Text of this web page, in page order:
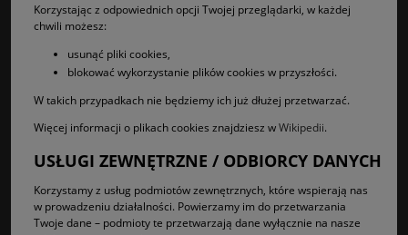
Korzystając z odpowiednich opcji Twojej przeglądarki, w każdej
chwili możesz:
usunąć pliki cookies,
blokować wykorzystanie plików cookies w przyszłości.
W takich przypadkach nie będziemy ich już dłużej przetwarzać.
Więcej informacji o plikach cookies znajdziesz wWikipedii.
USŁUGI ZEWNĘTRZNE / ODBIORCY DANYCH
Korzystamy z usług podmiotów zewnętrznych, które wspierają nas
w prowadzeniu działalności. Powierzamy im do przetwarzania
Twoje dane – podmioty te przetwarzają dane wyłącznie na nasze